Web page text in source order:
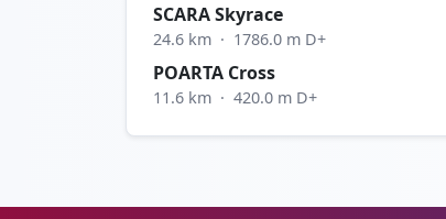
SCARA Skyrace
24.6 km · 1786.0 m D+
POARTA Cross
11.6 km · 420.0 m D+